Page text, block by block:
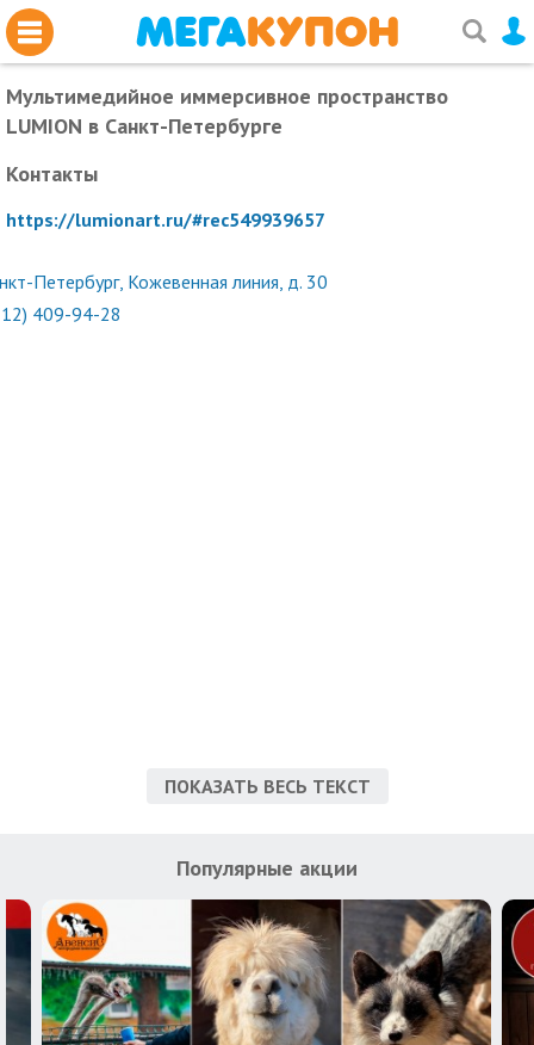
Мультимедийное иммерсивное пространство
LUMION в Санкт-Петербурге
Контакты
https://lumionart.ru/#rec549939657
Петербург, Кожевенная линия, д. 30
409-94-28
ПОКАЗАТЬ ВЕСЬ ТЕКСТ
Популярные акции